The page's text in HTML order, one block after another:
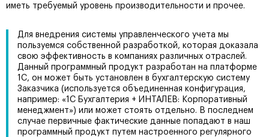
иметь требуемый уровень производительности и прочее.
Для внедрения системы управленческого учета мы
пользуемся собственной разработкой, которая доказала
свою эффективность в компаниях различных отраслей.
Данный программный продукт разработан на платформе
1С, он может быть установлен в бухгалтерскую систему
Заказчика (используется объединенная конфигурация,
например: «1С Бухгалтерия + ИНТАЛЕВ: Корпоративный
менеджмент») или может стоять отдельно. В последнем
случае первичные фактические данные попадают в наш
программный продукт путем настроенного регулярного